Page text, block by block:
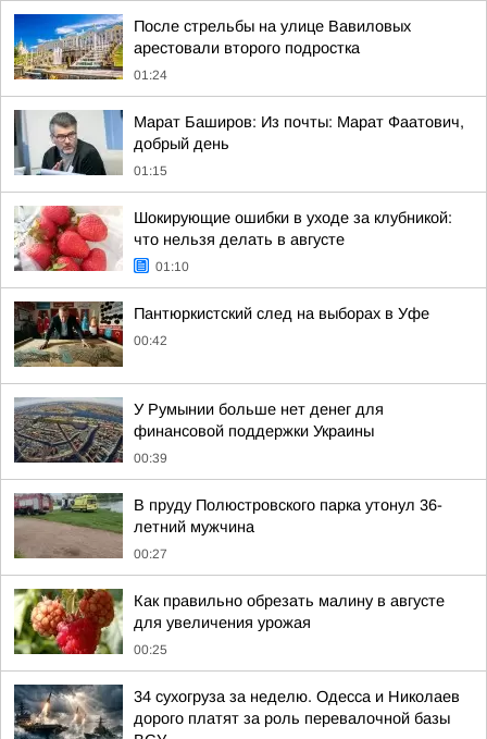
После стрельбы на улице Вавиловых
арестовали второго подростка
01:24
Марат Баширов: Из почты: Марат Фаатович,
добрый день
01:15
Шокирующие ошибки в уходе за клубникой:
что нельзя делать в августе
01:10
Пантюркистский след на выборах в Уфе
00:42
У Румынии больше нет денег для
финансовой поддержки Украины
00:39
В пруду Полюстровского парка утонул 36-
летний мужчина
00:27
Как правильно обрезать малину в августе
для увеличения урожая
00:25
34 сухогруза за неделю. Одесса и Николаев
дорого платят за роль перевалочной базы